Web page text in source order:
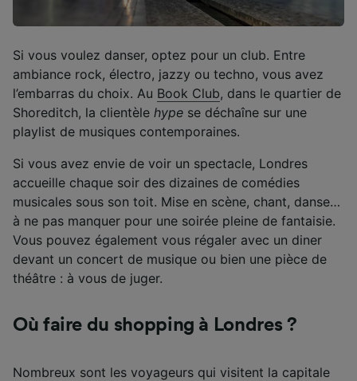
Si vous voulez danser, optez pour un club. Entre
ambiance rock, électro, jazzy ou techno, vous avez
l’embarras du choix. Au Book Club, dans le quartier de
Shoreditch, la clientèle hype se déchaîne sur une
playlist de musiques contemporaines.
Si vous avez envie de voir un spectacle, Londres
accueille chaque soir des dizaines de comédies
musicales sous son toit. Mise en scène, chant, danse…
à ne pas manquer pour une soirée pleine de fantaisie.
Vous pouvez également vous régaler avec un diner
devant un concert de musique ou bien une pièce de
théâtre : à vous de juger.
Où faire du shopping à Londres ?
Nombreux sont les voyageurs qui visitent la capitale